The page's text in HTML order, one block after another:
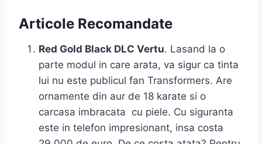
Articole Recomandate
Red Gold Black DLC Vertu. Lasand la o
parte modul in care arata, va sigur ca tinta
lui nu este publicul fan Transformers. Are
ornamente din aur de 18 karate si o
carcasa imbracata cu piele. Cu siguranta
este in telefon impresionant, insa costa